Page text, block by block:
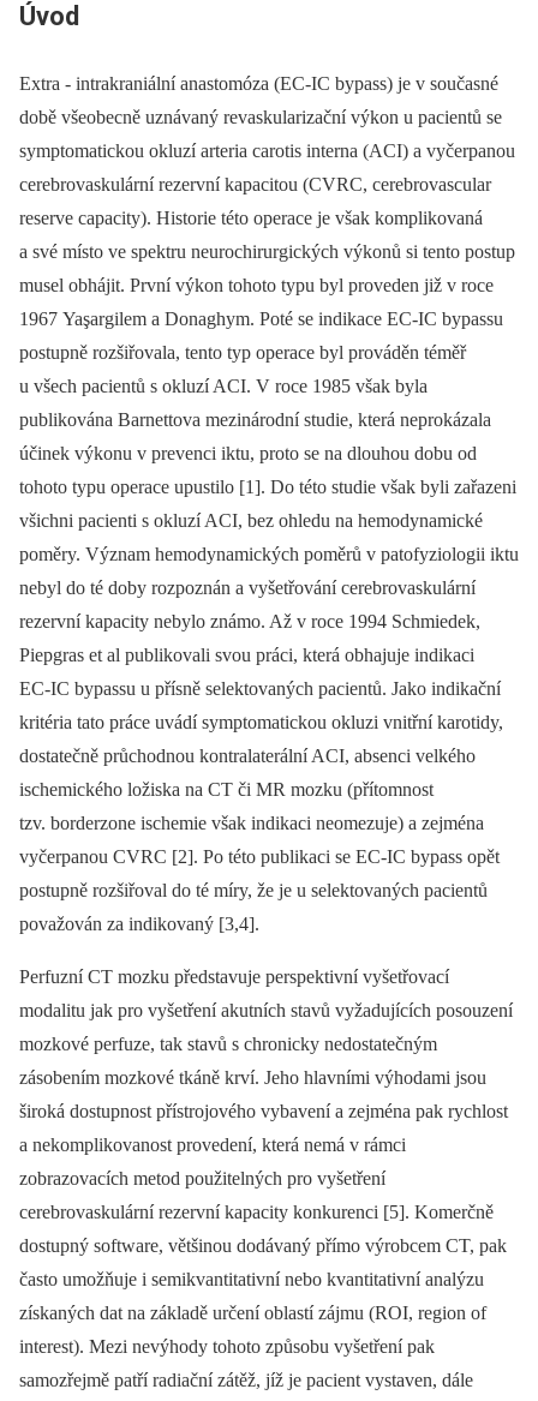
Úvod
Extra -⁠ intrakraniální anastomóza (EC‑IC bypass) je v současné
době všeobecně uznávaný revaskularizační výkon u pacientů se
symptomatickou okluzí arteria carotis interna (ACI) a vyčerpanou
cerebrovaskulární rezervní kapacitou (CVRC, cerebrovascular
reserve capacity). Historie této operace je však komplikovaná
a své místo ve spektru neurochirurgických výkonů si tento postup
musel obhájit. První výkon tohoto typu byl proveden již v roce
1967 Yaşargilem a Donaghym. Poté se indikace EC‑IC bypassu
postupně rozšiřovala, tento typ operace byl prováděn téměř
u všech pacientů s okluzí ACI. V roce 1985 však byla
publikována Barnettova mezinárodní studie, která neprokázala
účinek výkonu v prevenci iktu, proto se na dlouhou dobu od
tohoto typu operace upustilo [1]. Do této studie však byli zařazeni
všichni pacienti s okluzí ACI, bez ohledu na hemodynamické
poměry. Význam hemodynamických poměrů v patofyziologii iktu
nebyl do té doby rozpoznán a vyšetřování cerebrovaskulární
rezervní kapacity nebylo známo. Až v roce 1994 Schmiedek,
Piepgras et al publikovali svou práci, která obhajuje indikaci
EC‑IC bypassu u přísně selektovaných pacientů. Jako indikační
kritéria tato práce uvádí symptomatickou okluzi vnitřní karotidy,
dostatečně průchodnou kontralaterální ACI, absenci velkého
ischemického ložiska na CT či MR mozku (přítomnost
tzv. borderzone ischemie však indikaci neomezuje) a zejména
vyčerpanou CVRC [2]. Po této publikaci se EC‑IC bypass opět
postupně rozšiřoval do té míry, že je u selektovaných pacientů
považován za indikovaný [3,4].
Perfuzní CT mozku představuje perspektivní vyšetřovací
modalitu jak pro vyšetření akutních stavů vyžadujících posouzení
mozkové perfuze, tak stavů s chronicky nedostatečným
zásobením mozkové tkáně krví. Jeho hlavními výhodami jsou
široká dostupnost přístrojového vybavení a zejména pak rychlost
a nekomplikovanost provedení, která nemá v rámci
zobrazovacích metod použitelných pro vyšetření
cerebrovaskulární rezervní kapacity konkurenci [5]. Komerčně
dostupný software, většinou dodávaný přímo výrobcem CT, pak
často umožňuje i semikvantitativní nebo kvantitativní analýzu
získaných dat na základě určení oblastí zájmu (ROI, region of
interest). Mezi nevýhody tohoto způsobu vyšetření pak
samozřejmě patří radiační zátěž, jíž je pacient vystaven, dále